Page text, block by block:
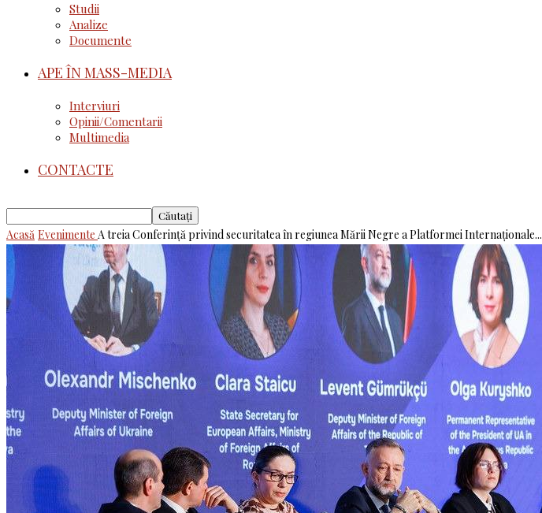
Studii
Analize
Documente
APE ÎN MASS-MEDIA
Interviuri
Opinii/Comentarii
Multimedia
CONTACTE
Acasă Evenimente A treia Conferință privind securitatea în regiunea Mării Negre a Platformei Internaționale...